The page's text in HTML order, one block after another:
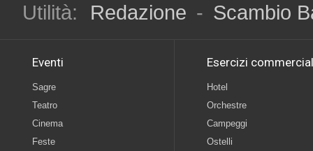
Utilità:
Redazione - Scambio
Eventi
Sagre
Teatro
Cinema
Feste
Esercizi
Hotel
Orchestre
Campeggi
Ostelli